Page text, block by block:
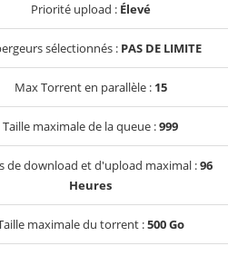
Priorité upload : Élevé
sélectionnés : PAS DE LIMITE
Max Torrent en parallèle : 15
Taille maximale de la queue :999
de download et d'upload maximal :96
Heures
maximale du torrent :500 Go